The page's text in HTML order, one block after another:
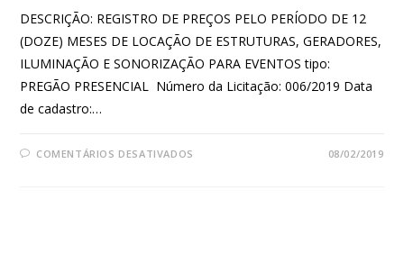
DESCRIÇÃO: REGISTRO DE PREÇOS PELO PERÍODO DE 12
(DOZE) MESES DE LOCAÇÃO DE ESTRUTURAS, GERADORES,
ILUMINAÇÃO E SONORIZAÇÃO PARA EVENTOS tipo:
PREGÃO PRESENCIAL Número da Licitação: 006/2019 Data
de cadastro:…
COMENTÁRIOS DESATIVADOS 08/02/2019